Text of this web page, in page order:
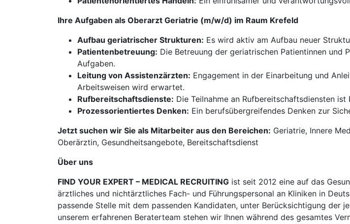
Ihre Aufgaben als Oberarzt Geriatrie (m/w/d) im Raum Krefeld
Aufbau geriatrischer Strukturen: Es wird aktiv am Aufbau neuer
Patientenbetreuung: Die Betreuung der geriatrischen Patientinnen
Aufgaben.
Leitung von Assistenzärzten: Engagement in der Einarbeitung und
Arbeitsweisen wird erwartet.
Rufbereitschaftsdienste: Die Teilnahme an Rufbereitschaftsdiensten
Prozessorientiertes Denken: Ein berufsübergreifendes Denken zur
Jetzt suchen wir Sie als Mitarbeiter aus den Bereichen: Geriatrie, Innere
Oberärztin, Gesundheitsangebote, Bereitschaftsdienst
Über uns
FIND YOUR EXPERT – MEDICAL RECRUITING ist seit 2012 eine auf das
ärztliches und nichtärztliches Fach- und Führungspersonal an Kliniken in
passende Stelle mit dem passenden Kandidaten, unter Berücksichtigung der
unserem erfahrenen Beraterteam stehen wir Ihnen während des gesamtes